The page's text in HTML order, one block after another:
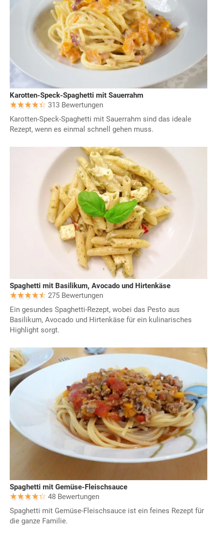
Karotten-Speck-Spaghetti mit Sauerrahm
313 Bewertungen
Karotten-Speck-Spaghetti mit Sauerrahm sind das ideale
Rezept, wenn es einmal schnell gehen muss.
Spaghetti mit Basilikum, Avocado und Hirtenkäse
275 Bewertungen
Ein gesundes Spaghetti-Rezept, wobei das Pesto aus
Basilikum, Avocado und Hirtenkäse für ein kulinarisches
Highlight sorgt.
Spaghetti mit Gemüse-Fleischsauce
48 Bewertungen
Spaghetti mit Gemüse-Fleischsauce ist ein feines Rezept für
die ganze Familie.